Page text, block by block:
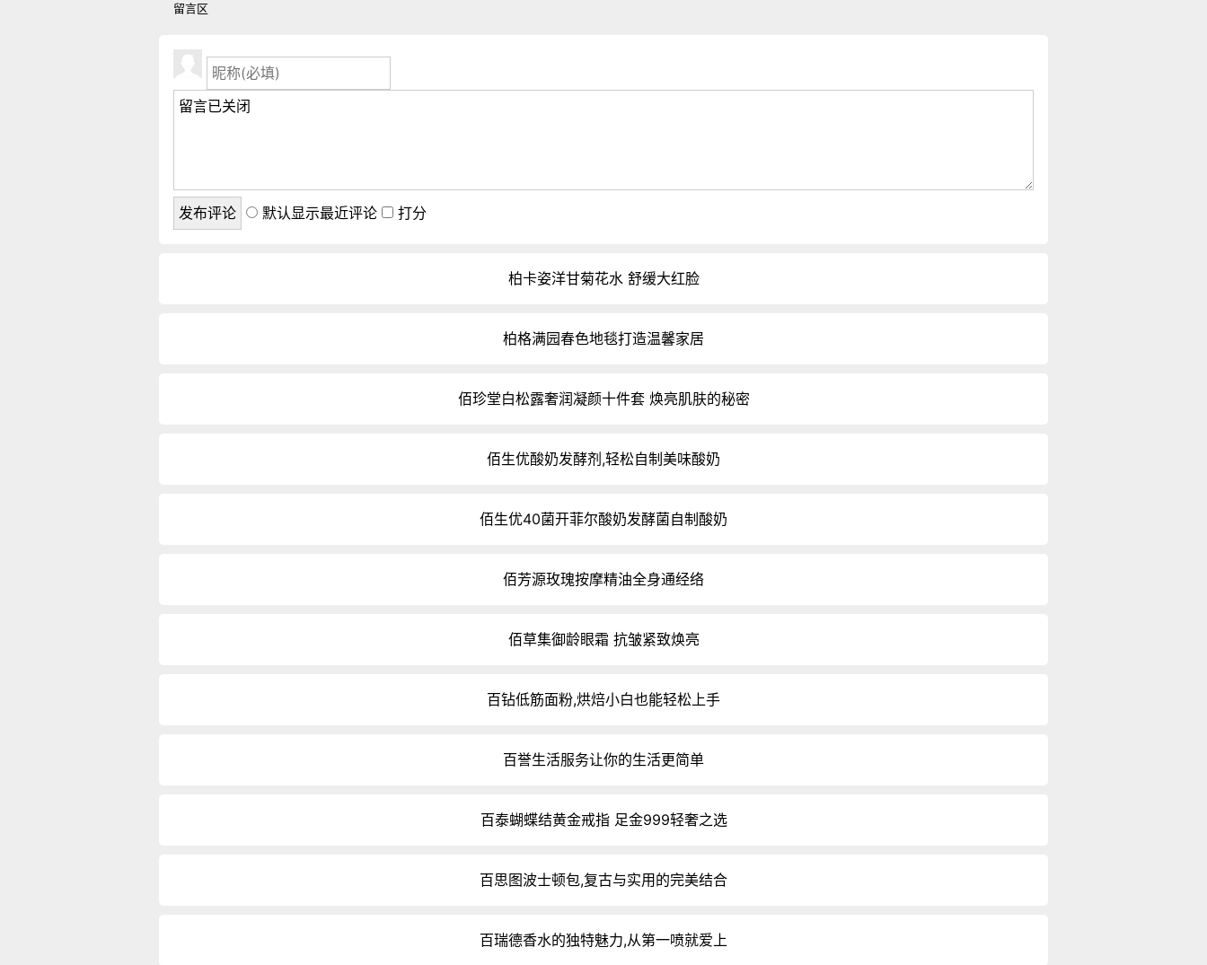
留言区
默认显示最近评论 打分
柏卡姿洋甘菊花水 舒缓大红脸
柏格满园春色地毯打造温馨家居
佰珍堂白松露奢润凝颜十件套 焕亮肌肤的秘密
佰生优酸奶发酵剂,轻松自制美味酸奶
佰生优40菌开菲尔酸奶发酵菌自制酸奶
佰芳源玫瑰按摩精油全身通经络
佰草集御龄眼霜 抗皱紧致焕亮
百钻低筋面粉,烘焙小白也能轻松上手
百誉生活服务让你的生活更简单
百泰蝴蝶结黄金戒指 足金999轻奢之选
百思图波士顿包,复古与实用的完美结合
百瑞德香水的独特魅力,从第一喷就爱上